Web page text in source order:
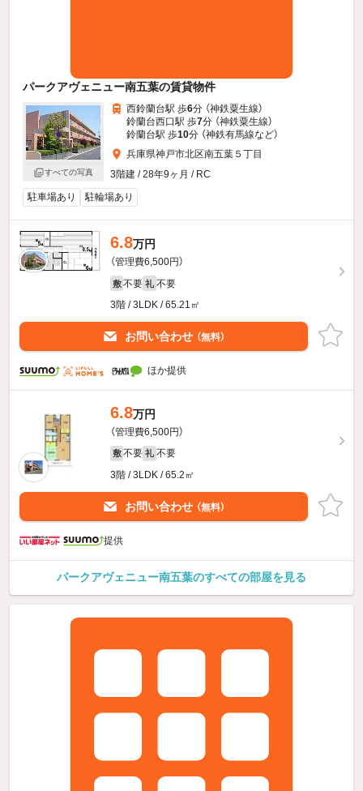
パークアヴェニュー南五葉の賃貸物件
すべての写真
西鈴蘭台駅 歩6分 （神鉄粟生線）
鈴蘭台西口駅 歩7分 （神鉄粟生線）
鈴蘭台駅 歩10分 （神鉄有馬線など）
兵庫県神戸市北区南五葉５丁目
3階建 / 28年9ヶ月 / RC
駐車場あり
駐輪場あり
6.8万円
（管理費6,500円）
敷 不要 礼 不要
3階 / 3LDK / 65.21㎡
お問い合わせ （無料）
ほか提供
6.8万円
（管理費6,500円）
敷 不要 礼 不要
3階 / 3LDK / 65.2㎡
お問い合わせ （無料）
提供
パークアヴェニュー南五葉のすべての部屋を見る